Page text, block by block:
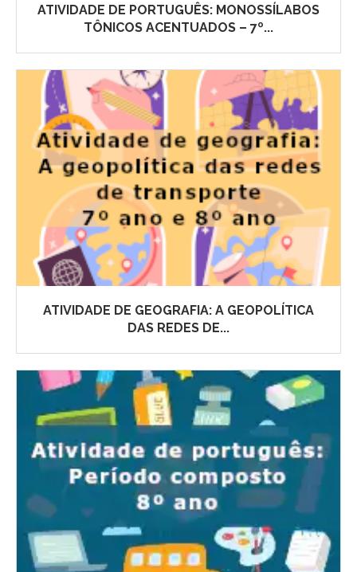
ATIVIDADE DE PORTUGUÊS: MONOSSÍLABOS
TÔNICOS ACENTUADOS – 7º...
ATIVIDADE DE GEOGRAFIA: A GEOPOLÍTICA
DAS REDES DE...